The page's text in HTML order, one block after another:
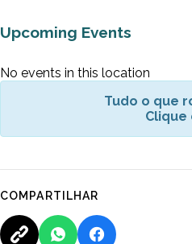
Upcoming Events
No events in this location
Tudo o que
Clique
COMPARTILHAR